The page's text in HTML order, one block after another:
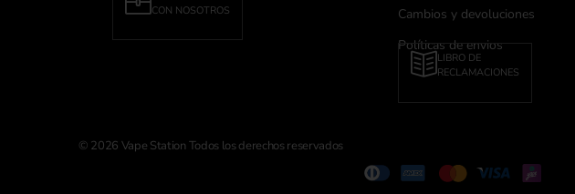
CON NOSOTROS
Cambios y devoluciones
Políticas de envios
LIBRO DE
RECLAMACIONES
© 2026 Vape Station Todos los derechos reservados